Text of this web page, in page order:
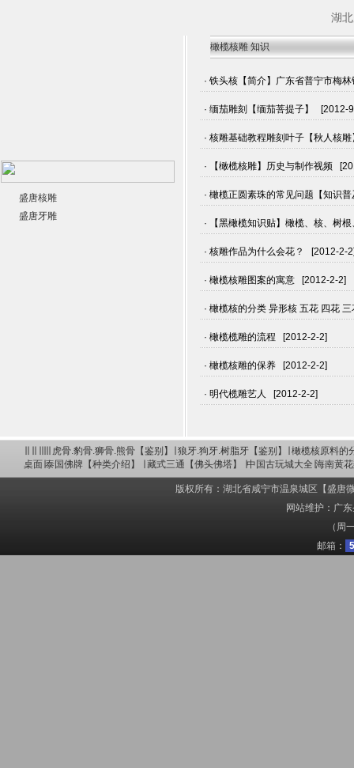
湖北
盛唐核雕
盛唐牙雕
橄榄核雕 知识
· 铁头核【简介】广东省普宁市梅
· 缅茄雕刻【缅茄菩提子】 [2012-
· 核雕基础教程雕刻叶子【秋人核
· 【橄榄核雕】历史与制作视频
· 橄榄正圆素珠的常见问题【知识
· 【黑橄榄知识贴】橄榄、核、树
· 核雕作品为什么会花？ [2012-2-
· 橄榄核雕图案的寓意 [2012-2-2]
· 橄榄核的分类 异形核 五花 四花
· 橄榄榄雕的流程 [2012-2-2]
· 橄榄核雕的保养 [2012-2-2]
· 明代榄雕艺人 [2012-2-2]
虎骨.豹骨.狮骨.熊骨【鉴别】 狼牙.狗牙.树脂牙【鉴别】
橄榄核原料的
桌面 泰国佛牌【种类介绍】 藏式三通【佛头佛塔】 中国古玩城大全 海南黄
版权所有：湖北省咸宁市温泉城区【盛唐
网站维护：广
（周
邮箱：